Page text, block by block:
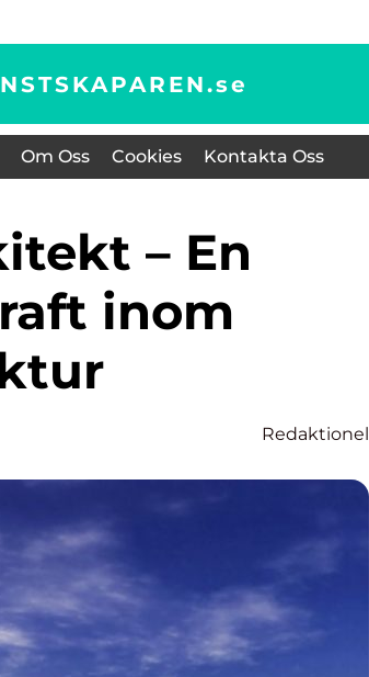
se
Om Oss Cookies Kontakta Oss
inom
Redaktionel